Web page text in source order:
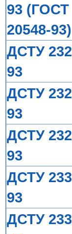
93 (ГОСТ
20548-93)
ДСТУ
93
ДСТУ
93
ДСТУ
93
ДСТУ
93
ДСТУ